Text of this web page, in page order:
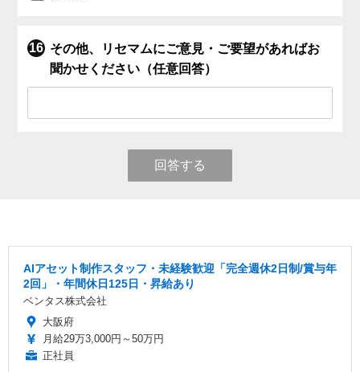
その他、リセマムにご意見・ご要望があればお
聞かせください（任意回答）
回答する
AIアセット制作スタッフ・未経験歓迎「完全週休2日制/賞与年
2回」・年間休日125日・昇給あり
ベンタス株式会社
大阪府
月給29万3,000円～50万円
正社員